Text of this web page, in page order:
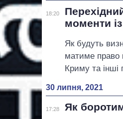
18:20
моменти
Як будуть
матиме право
Криму та інші
30 липня, 2021
17:28 Як